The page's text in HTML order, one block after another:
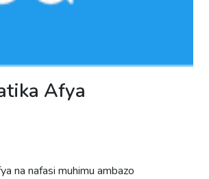
Afya
na nafasi muhimu ambazo